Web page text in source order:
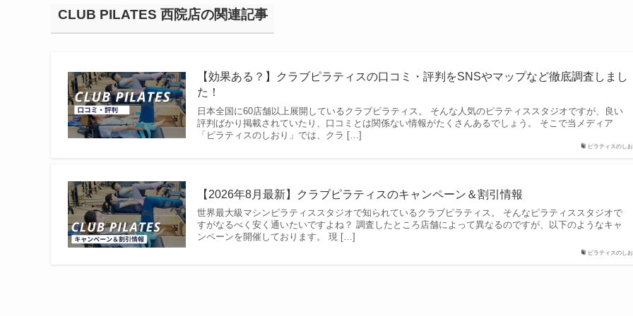
CLUB PILATES 西院店の関連記事
ピラティスのし
【効果ある？】クラブピラティスの口コミ・評判をSNSやマップなど徹底調査しまし
た！
日本全国に60店舗以上展開しているクラブピラティス。 そんな人気のピラティススタジオですが、良い
評判ばかり掲載されていたり、口コミとは関係ない情報がたくさんあるでしょう。 そこで当メディア
「ピラティスのしおり」では、クラ […]
ピラティスのし
【2026年8月最新】クラブピラティスのキャンペーン＆割引情報
世界最大級マシンピラティススタジオで知られているクラブピラティス。 そんなピラティススタジオで
すがなるべく安く通いたいですよね？ 調査したところ店舗によって異なるのですが、以下のようなキャ
ンペーンを開催しております。 現 […]